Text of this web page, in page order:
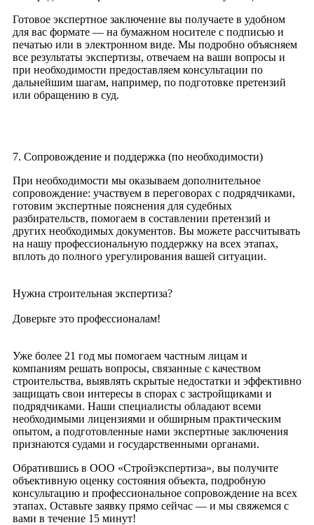
Готовое экспертное заключение вы получаете в удобном
для вас формате — на бумажном носителе с подписью и
печатью или в электронном виде. Мы подробно объясняем
все результаты экспертизы, отвечаем на ваши вопросы и
при необходимости предоставляем консультации по
дальнейшим шагам, например, по подготовке претензий
или обращению в суд.
7. Сопровождение и поддержка (по необходимости)
При необходимости мы оказываем дополнительное
сопровождение: участвуем в переговорах с подрядчиками,
готовим экспертные пояснения для судебных
разбирательств, помогаем в составлении претензий и
других необходимых документов. Вы можете рассчитывать
на нашу профессиональную поддержку на всех этапах,
вплоть до полного урегулирования вашей ситуации.
Нужна строительная экспертиза?
Доверьте это профессионалам!
Уже более 21 год мы помогаем частным лицам и
компаниям решать вопросы, связанные с качеством
строительства, выявлять скрытые недостатки и эффективно
защищать свои интересы в спорах с застройщиками и
подрядчиками. Наши специалисты обладают всеми
необходимыми лицензиями и обширным практическим
опытом, а подготовленные нами экспертные заключения
признаются судами и государственными органами.
Обратившись в ООО «Стройэкспертиза», вы получите
объективную оценку состояния объекта, подробную
консультацию и профессиональное сопровождение на всех
этапах. Оставьте заявку прямо сейчас — и мы свяжемся с
вами в течение 15 минут!